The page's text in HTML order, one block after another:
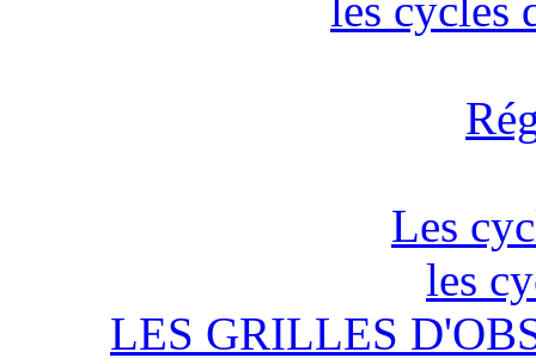
Les
les
LES GRILLES